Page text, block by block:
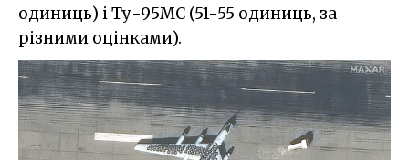
одиниць) і Ту-95МС (51-55 одиниць, за
різними оцінками).